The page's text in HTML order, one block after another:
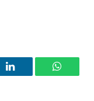
LinkedIn